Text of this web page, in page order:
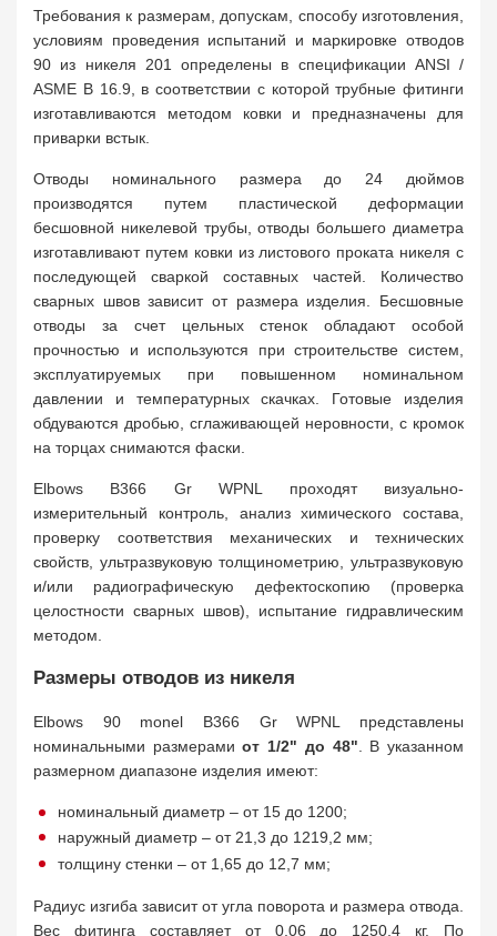
Требования к размерам, допускам, способу изготовления,
условиям проведения испытаний и маркировке отводов
90 из никеля 201 определены в спецификации ANSI /
ASME B 16.9, в соответствии с которой трубные фитинги
изготавливаются методом ковки и предназначены для
приварки встык.
Отводы номинального размера до 24 дюймов
производятся путем пластической деформации
бесшовной никелевой трубы, отводы большего диаметра
изготавливают путем ковки из листового проката никеля с
последующей сваркой составных частей. Количество
сварных швов зависит от размера изделия. Бесшовные
отводы за счет цельных стенок обладают особой
прочностью и используются при строительстве систем,
эксплуатируемых при повышенном номинальном
давлении и температурных скачках. Готовые изделия
обдуваются дробью, сглаживающей неровности, с кромок
на торцах снимаются фаски.
Elbows B366 Gr WPNL проходят визуально-
измерительный контроль, анализ химического состава,
проверку соответствия механических и технических
свойств, ультразвуковую толщинометрию, ультразвуковую
и/или радиографическую дефектоскопию (проверка
целостности сварных швов), испытание гидравлическим
методом.
Размеры отводов из никеля
Elbows 90 monel B366 Gr WPNL представлены
номинальными размерамиот 1/2" до 48" . В указанном
размерном диапазоне изделия имеют:
номинальный диаметр – от 15 до 1200;
наружный диаметр – от 21,3 до 1219,2 мм;
толщину стенки – от 1,65 до 12,7 мм;
Радиус изгиба зависит от угла поворота и размера отвода.
Вес фитинга составляет от 0,06 до 1250,4 кг. По